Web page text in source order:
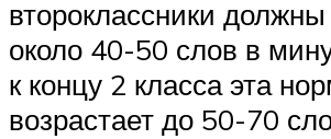
второклассники должны
около 40-50 слов в
к концу 2 класса эта
возрастает до 50-70